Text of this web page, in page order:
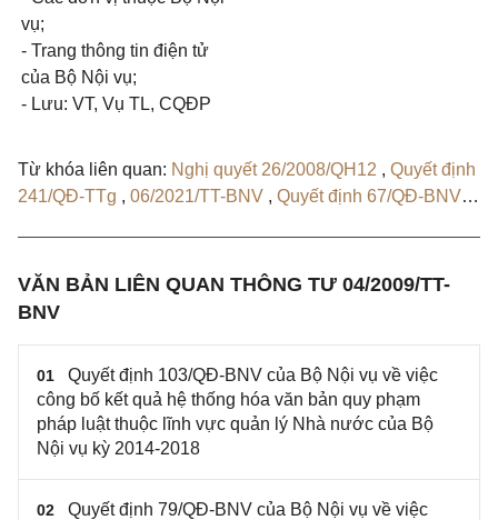
vụ;
- Trang thông tin điện tử
của Bộ Nội vụ;
- Lưu: VT, Vụ TL, CQĐP
Từ khóa liên quan: Nghị quyết 26/2008/QH12 , Quyết định
241/QĐ-TTg , 06/2021/TT-BNV , Quyết định 67/QĐ-BNV,
VĂN BẢN LIÊN QUAN THÔNG TƯ 04/2009/TT-
BNV
01
Quyết định 103/QĐ-BNV của Bộ Nội vụ về việc
công bố kết quả hệ thống hóa văn bản quy phạm
pháp luật thuộc lĩnh vực quản lý Nhà nước của Bộ
Nội vụ kỳ 2014-2018
02
Quyết định 79/QĐ-BNV của Bộ Nội vụ về việc